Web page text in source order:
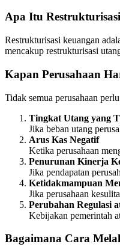
Apa Itu
Restrukturisasi keuangan
mencakup restrukturisasi
Kapan Perusahaan
Tidak semua perusahaan
Tingkat Utang yang
Jika beban utang
Arus Kas Negatif
Ketika perusahaan
Penurunan Kinerja
Jika pendapatan
Ketidakmampuan
Jika perusahaan
Perubahan Regulasi
Kebijakan pemerintah
Bagaimana Cara